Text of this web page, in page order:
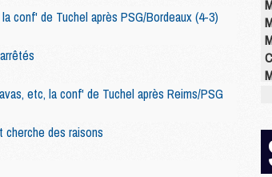
conf' de Tuchel après PSG/Bordeaux (4-3)
etc, la conf' de Tuchel après Reims/PSG
cherche des raisons